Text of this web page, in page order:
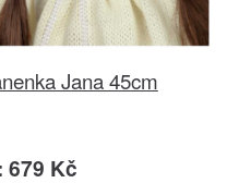
Jana 45cm
679 Kč